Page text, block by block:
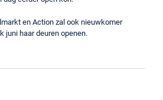
en Action zal ook nieuwkomer
juni haar deuren openen.